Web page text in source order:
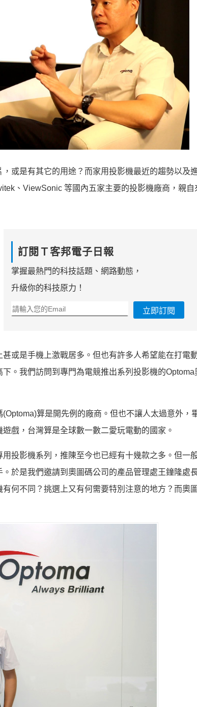
或是有其它的用途？而家用投影機最近的趨勢以及
、ViewSonic 等國內五家主要的投影機廠商，親自
訂閱Ｔ客邦電子日報
掌握最熱門的科技話題、網路動態，
升級你的科技原力！
立即訂閱
或是手機上激戰居多。但也有許多人希望能在打電
。我們訪問到專門為電競推出系列投影機的Optoma
算是開先例的廠商。但也不讓人太過意外，
戲，台灣算是全球數一數二愛玩電動的國家。
投影機系列，推陳至今也已經有十幾款之多。但一
於是我們邀請到奧圖碼公司的產品管理處王鐘隆處
何不同？挑選上又有何需要特別注意的地方？而奧